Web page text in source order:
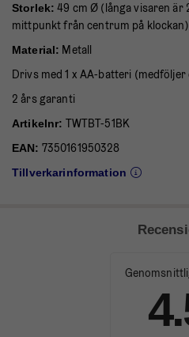
Storlek: 49 cm Ø (långa visaren
mittpunkt från centrum på klockan)
Material: Metall
Drivs med 1 x AA-batteri (medföljer
2 års garanti
Artikelnr: TWTBT-51BK
EAN: 7350161950328
Tillverkarinformation